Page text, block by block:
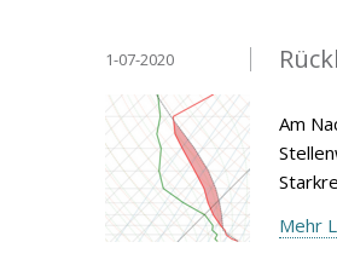
1-07-2020
Am
Mehr